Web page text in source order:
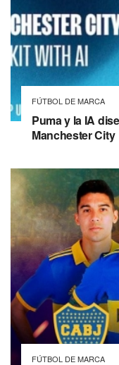
FÚTBOL DE MARCA
Puma y la IA
Manchester City
FÚTBOL DE MARCA